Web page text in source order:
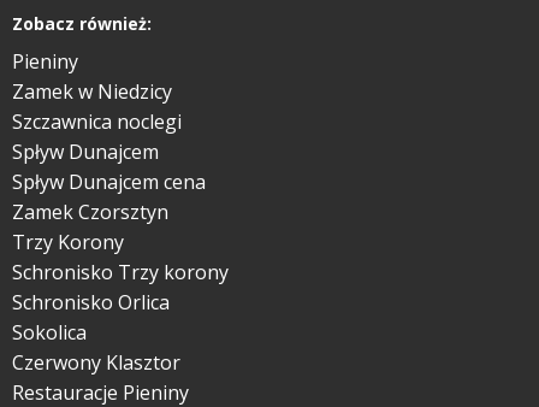
Zobacz również:
Pieniny
Zamek w Niedzicy
Szczawnica noclegi
Spływ Dunajcem
Spływ Dunajcem cena
Zamek Czorsztyn
Trzy Korony
Schronisko Trzy korony
Schronisko Orlica
Sokolica
Czerwony Klasztor
Restauracje Pieniny